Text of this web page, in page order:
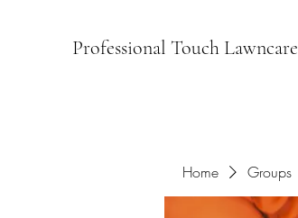
Professional Touch Lawncare
Home Groups